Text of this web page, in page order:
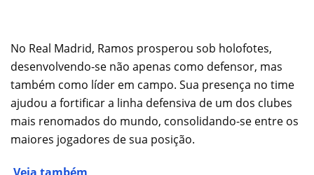
No Real Madrid, Ramos prosperou sob holofotes,
desenvolvendo-se não apenas como defensor, mas
também como líder em campo. Sua presença no time
ajudou a fortificar a linha defensiva de um dos clubes
mais renomados do mundo, consolidando-se entre os
maiores jogadores de sua posição.